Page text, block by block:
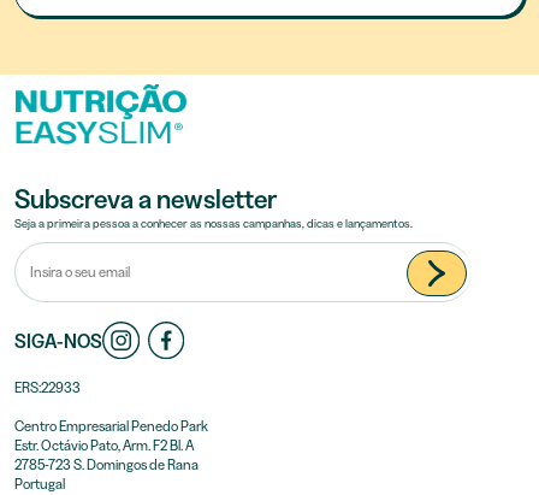
Subscreva a newsletter
Seja a primeira pessoa a conhecer as nossas campanhas, dicas e lançamentos.
SIGA-NOS
ERS:22933
Centro Empresarial Penedo Park
Estr. Octávio Pato, Arm. F2 Bl. A
2785-723 S. Domingos de Rana
Portugal